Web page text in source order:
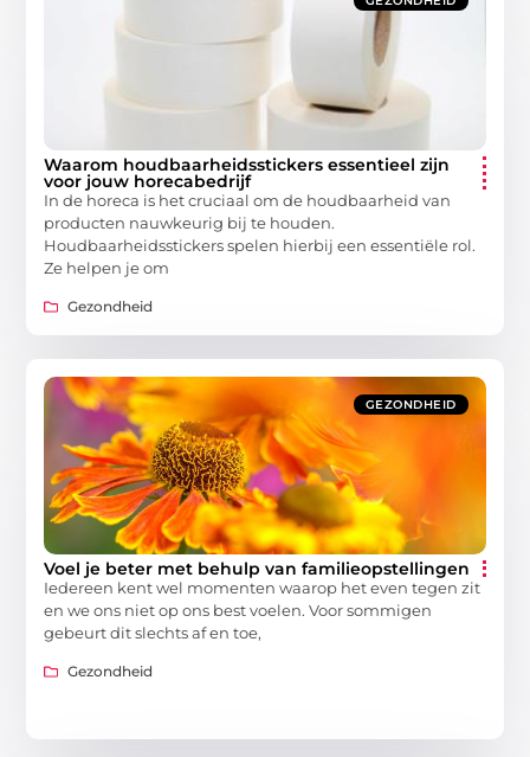
Waarom houdbaarheidsstickers essentieel zijn
voor jouw horecabedrijf
In de horeca is het cruciaal om de houdbaarheid van
producten nauwkeurig bij te houden.
Houdbaarheidsstickers spelen hierbij een essentiële rol.
Ze helpen je om
Gezondheid
GEZONDHEID
Voel je beter met behulp van familieopstellingen
Iedereen kent wel momenten waarop het even tegen zit
en we ons niet op ons best voelen. Voor sommigen
gebeurt dit slechts af en toe,
Gezondheid